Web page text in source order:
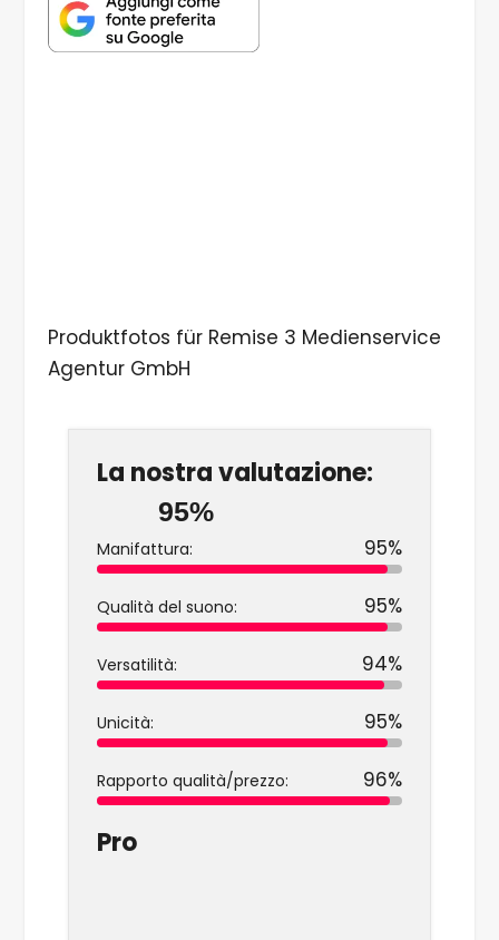
Produktfotos für Remise 3 Medienservice
Agentur GmbH
La nostra valutazione:
95%
Manifattura: 95%
Qualità del suono: 95%
Versatilità: 94%
Unicità: 95%
Rapporto qualità/prezzo: 96%
Pro